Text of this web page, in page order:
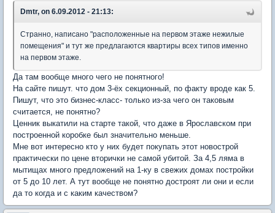
Dmtr, on 6.09.2012 - 21:13:
Странно, написано "расположенные на первом этаже нежилые
помещения" и тут же предлагаются квартиры всех типов именно
на первом этаже.
Да там вообще много чего не понятного!
На сайте пишут. что дом 3-ёх секционный, по факту вроде как 5.
Пишут, что это бизнес-класс- только из-за чего он таковым
считается, не понятно?
Ценник выкатили на старте такой, что даже в Ярославском при
построенной коробке был значительно меньше.
Мне вот интересно кто у них будет покупать этот новострой
практически по цене вторички не самой убитой. За 4,5 ляма в
мытищах много предложений на 1-ку в свежих домах постройки
от 5 до 10 лет. А тут вообще не понятно достроят ли они и если
да то когда и с каким качеством?